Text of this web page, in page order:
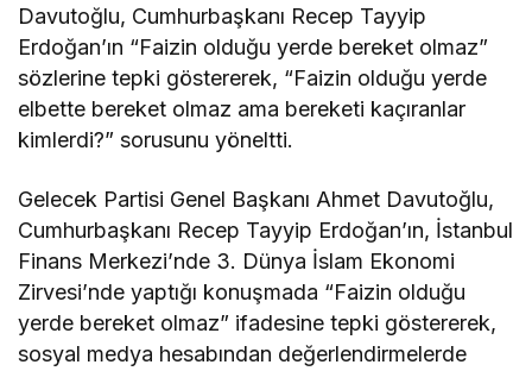
Davutoğlu, Cumhurbaşkanı Recep Tayyip
Erdoğan’ın “Faizin olduğu yerde bereket olmaz”
sözlerine tepki göstererek, “Faizin olduğu yerde
elbette bereket olmaz ama bereketi kaçıranlar
kimlerdi?” sorusunu yöneltti.
Gelecek Partisi Genel Başkanı Ahmet Davutoğlu,
Cumhurbaşkanı Recep Tayyip Erdoğan’ın, İstanbul
Finans Merkezi’nde 3. Dünya İslam Ekonomi
Zirvesi’nde yaptığı konuşmada “Faizin olduğu
yerde bereket olmaz” ifadesine tepki göstererek,
sosyal medya hesabından değerlendirmelerde